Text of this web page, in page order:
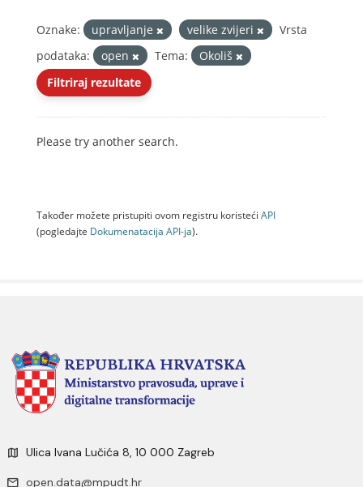
Oznake: upravljanje velike zvijeri
Vrsta
podataka:
open Tema:
Okoliš
Filtriraj rezultate
Please try another search.
Također možete pristupiti ovom registru koristeći API
(pogledajte Dokumenаtаcijа API-jа).